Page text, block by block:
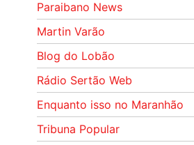
Paraibano News
Martin Varão
Blog do Lobão
Rádio Sertão Web
Enquanto isso no Maranhão
Tribuna Popular